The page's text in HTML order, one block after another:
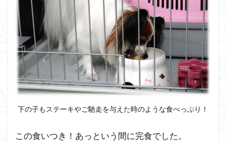
下の子もステーキやご馳走を与えた時のような食べっぷり！
この食いつき！あっという間に完食でした。